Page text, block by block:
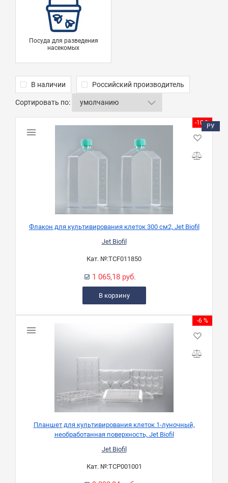
Посуда для разведения
насекомых
В наличии Российский производитель
Сортировать по:
-10 %РУ
Флакон для культивирования клеток 300 см2, Jet Biofil
Jet Biofil
Кат. №:TCF011850
1 065,18 руб.
В корзину
-6 %
Планшет для культивирования клеток 1-луночный,
необработанная поверхность, Jet Biofil
Jet Biofil
Кат. №:TCP001001